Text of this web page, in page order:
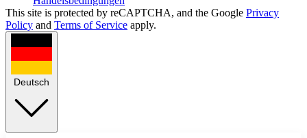
This site is protected by reCAPTCHA, and the Google Privacy
Policy and Terms of Service apply.
Deutsch